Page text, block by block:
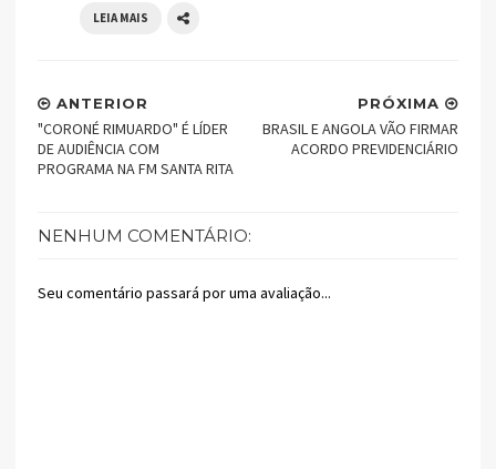
LEIA MAIS
PRÓXIMA
BRASIL E ANGOLA VÃO FIRMAR
ACORDO PREVIDENCIÁRIO
ANTERIOR
"CORONÉ RIMUARDO" É LÍDER
DE AUDIÊNCIA COM
PROGRAMA NA FM SANTA RITA
NENHUM COMENTÁRIO:
Seu comentário passará por uma avaliação...